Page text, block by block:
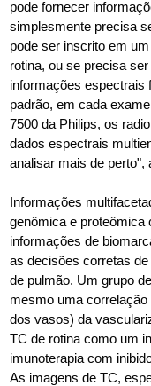
pode fornecer
simplesmente precisa
pode ser inscrito em
rotina, ou se precisa
informações espectrais
padrão, em cada
7500 da Philips, os
dados espectrais
analisar mais de perto",
Informações
genômica e proteômica
informações de
as decisões corretas
de pulmão. Um grupo
mesmo uma
dos vasos) da
TC de rotina como um
imunoterapia com
As imagens de TC,